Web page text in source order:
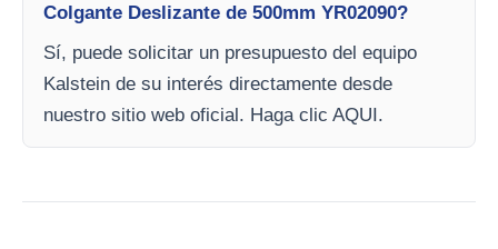
Colgante Deslizante de 500mm YR02090?
Sí, puede solicitar un presupuesto del equipo
Kalstein de su interés directamente desde
nuestro sitio web oficial. Haga clic AQUI.